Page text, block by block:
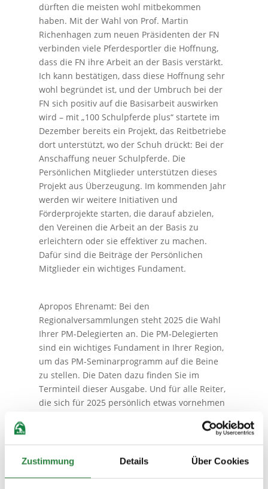
Zustimmung Details Über Cookies
dürften die meisten wohl mitbekommen
haben. Mit der Wahl von Prof. Martin
Richenhagen zum neuen Präsidenten der FN
verbinden viele Pferdesportler die Hoffnung,
dass die FN ihre Arbeit an der Basis verstärkt.
Ich kann bestätigen, dass diese Hoffnung sehr
wohl begründet ist, und der Umbruch bei der
FN sich positiv auf die Basisarbeit auswirken
wird – mit „100 Schulpferde plus“ startete im
Dezember bereits ein Projekt, das Reitbetriebe
dort unterstützt, wo der Schuh drückt: Bei der
Anschaffung neuer Schulpferde. Die
Persönlichen Mitglieder unterstützen dieses
Projekt aus Überzeugung. Im kommenden Jahr
werden wir weitere Initiativen und
Förderprojekte starten, die darauf abzielen,
den Vereinen die Arbeit an der Basis zu
erleichtern oder sie effektiver zu machen.
Dafür sind die Beiträge der Persönlichen
Mitglieder ein wichtiges Fundament.
Apropos Ehrenamt: Bei den
Regionalversammlungen steht 2025 die Wahl
Ihrer PM-Delegierten an. Die PM-Delegierten
sind ein wichtiges Fundament in Ihrer Region,
um das PM-Seminarprogramm auf die Beine
zu stellen. Die Daten dazu finden Sie im
Terminteil dieser Ausgabe. Und für alle Reiter,
die sich für 2025 persönlich etwas vornehmen
Seminare, mit denen sich Reiter
weiterentwickeln können, sind bereits geplant